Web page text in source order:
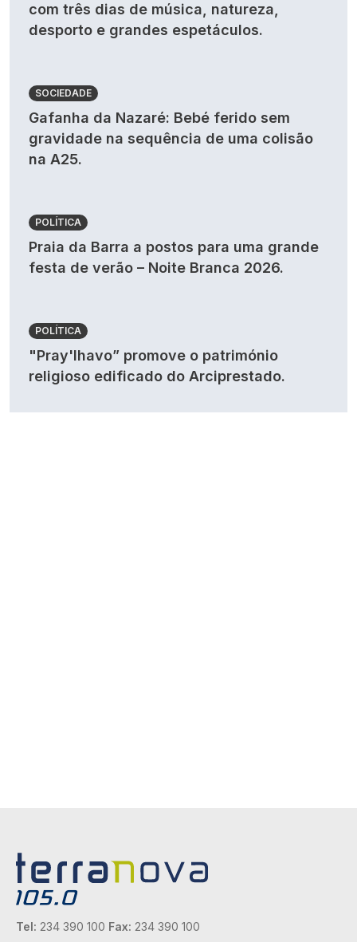
com três dias de música, natureza,
desporto e grandes espetáculos.
SOCIEDADE
Gafanha da Nazaré: Bebé ferido sem
gravidade na sequência de uma colisão
na A25.
POLÍTICA
Praia da Barra a postos para uma grande
festa de verão – Noite Branca 2026.
POLÍTICA
"Pray'lhavo” promove o património
religioso edificado do Arciprestado.
Tel: 234 390 100 Fax: 234 390 100